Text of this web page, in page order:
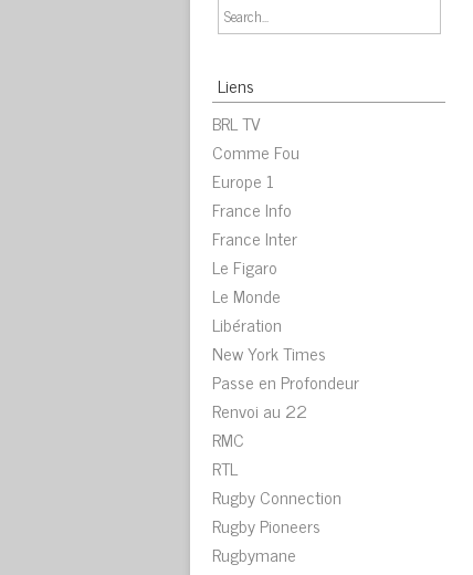
Liens
BRL TV
Comme Fou
Europe 1
France Info
France Inter
Le Figaro
Le Monde
Libération
New York Times
Passe en Profondeur
Renvoi au 22
RMC
RTL
Rugby Connection
Rugby Pioneers
Rugbymane